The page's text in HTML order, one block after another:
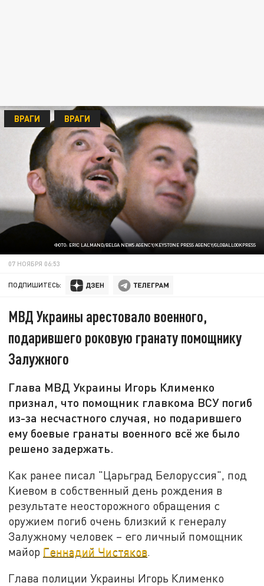
ФОТО: ERIC LALMAND/BELGA NEWS AGENCY/KEYSTONE PRESS AGENCY/GLOBALLOOKPRESS
ВРАГИ ВРАГИ
07 НОЯБРЯ 06:53
ПОДПИШИТЕСЬ:
МВД Украины арестовало военного,
подарившего роковую гранату помощнику
Залужного
Глава МВД Украины Игорь Клименко
признал, что помощник главкома ВСУ погиб
из-за несчастного случая, но подарившего
ему боевые гранаты военного всё же было
решено задержать.
Как ранее писал "Царьград Белоруссия", под
Киевом в собственный день рождения в
результате неосторожного обращения с
оружием погиб очень близкий к генералу
Залужному человек – его личный помощник
майор Геннадий Чистяков.
Глава полиции Украины Игорь Клименко